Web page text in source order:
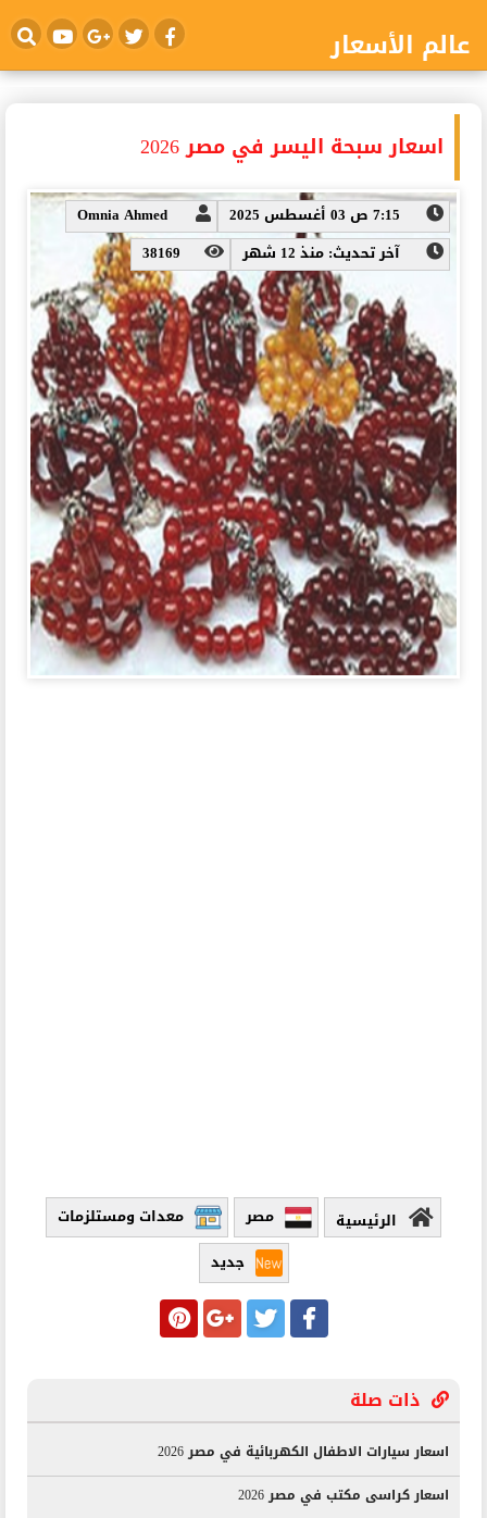
عالم الأسعار
اسعار سبحة اليسر في مصر 2026
7:15 ص 03 أغسطس 2025
Omnia Ahmed
آخر تحديث: منذ 12 شهر
38169
الرئيسية مصر
معدات ومستلزمات
جديد
ذات صلة
اسعار سيارات الاطفال الكهربائية في مصر 2026
اسعار كراسى مكتب في مصر 2026